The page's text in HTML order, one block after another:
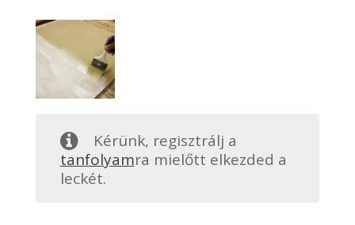
Kérünk, regisztrálj a
tanfolyamra mielőtt elkezded a
leckét.